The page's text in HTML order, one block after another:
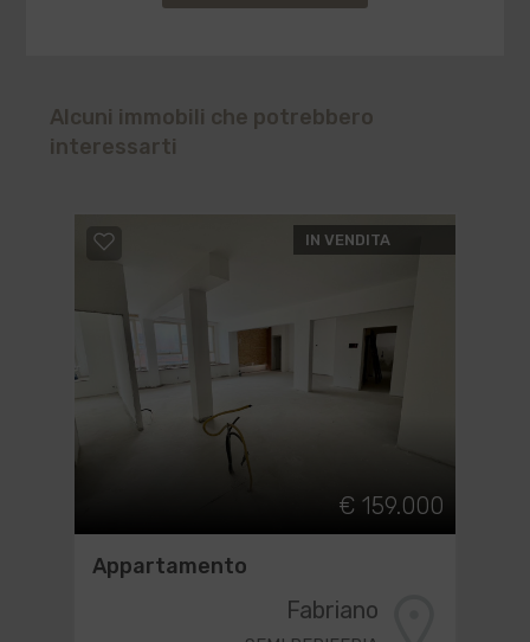
Alcuni immobili che potrebbero
interessarti
IN VENDITA
€ 159.000
Appartamento
Fabriano